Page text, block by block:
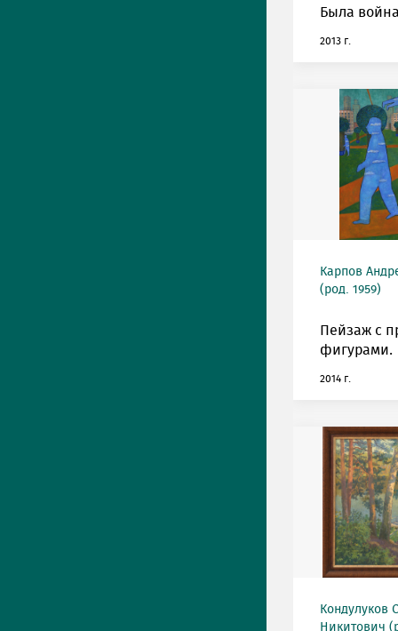
Была
2013 г.
Карпов
(род. 1959)
Пейзаж с
фигурами.
2014 г.
Кондулуков
Никитович